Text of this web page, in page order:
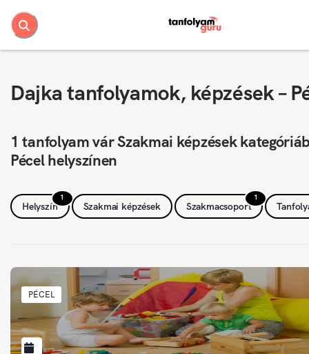
Dajka tanfolyamok, képzések –
1 tanfolyam vár Szakmai képzések
Pécel helyszínen
1
Helyszín Szakmai képzések
1
Szakmacsoport
PÉCEL